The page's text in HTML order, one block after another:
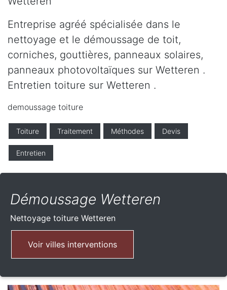
Entreprise agréé spécialisée dans le
nettoyage et le démoussage de toit,
corniches, gouttières, panneaux solaires,
panneaux photovoltaïques sur Wetteren .
Entretien toiture sur Wetteren .
demoussage toiture
Toiture Traitement Méthodes Devis
Entretien
Démoussage Wetteren
Nettoyage toiture Wetteren
Voir villes interventions